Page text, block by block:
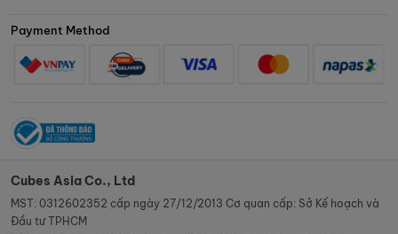
Payment Method
Cubes Asia Co., Ltd
MST: 0312602352 cấp ngày 27/12/2013 Cơ quan cấp: Sở Kế hoạch và
Đầu tư TPHCM